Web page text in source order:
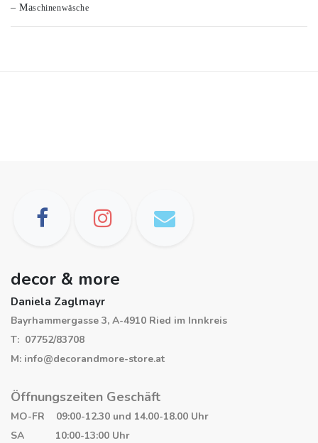
– Maschinenwäsche
decor & more
Daniela Zaglmayr
Bayrhammergasse 3, A-4910 Ried im Innkreis
T: 07752/83708
M: info@decorandmore-store.at
Öffnungszeiten Geschäft
MO-FR 09:00-12.30 und 14.00-18.00 Uhr
SA 10:00-13:00 Uhr